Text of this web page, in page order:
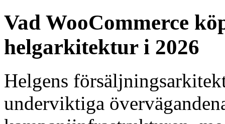
Vad WooCommerce
helgarkitektur i 2026
Helgens
underviktiga